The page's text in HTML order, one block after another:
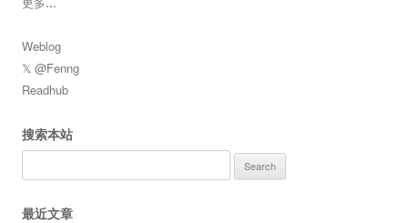
Weblog
𝕏 @Fenng
Readhub
搜索本站
for:
最近文章